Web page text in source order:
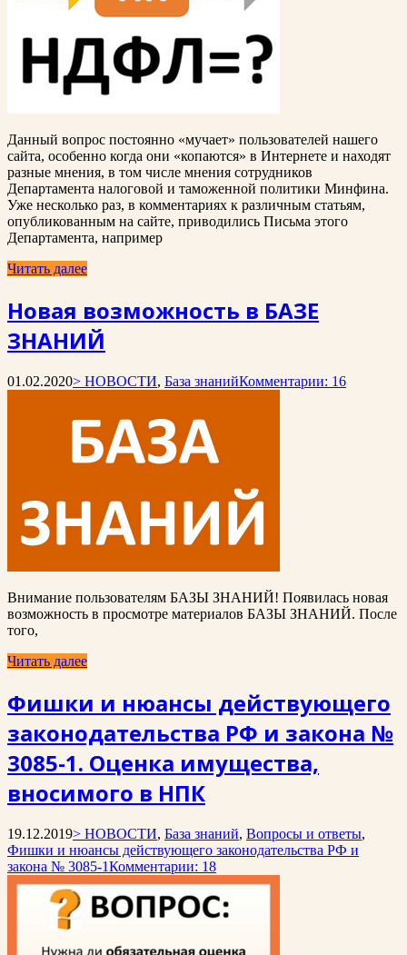
Данный вопрос постоянно «мучает» пользователей нашего
сайта, особенно когда они «копаются» в Интернете и находят
разные мнения, в том числе мнения сотрудников
Департамента налоговой и таможенной политики Минфина.
Уже несколько раз, в комментариях к различным статьям,
опубликованным на сайте, приводились Письма этого
Департамента, например
Читать далее
Новая возможность в БАЗЕ
ЗНАНИЙ
01.02.2020> НОВОСТИ, База знанийКомментарии: 16
Внимание пользователям БАЗЫ ЗНАНИЙ! Появилась новая
возможность в просмотре материалов БАЗЫ ЗНАНИЙ. После
того,
Читать далее
Фишки и нюансы действующего
законодательства РФ и закона №
3085-1. Оценка имущества,
вносимого в НПК
19.12.2019> НОВОСТИ, База знаний, Вопросы и ответы,
Фишки и нюансы действующего законодательства РФ и
закона № 3085-1Комментарии: 18